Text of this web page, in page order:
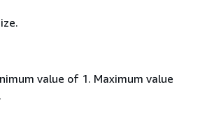
value of 1. Maximum value